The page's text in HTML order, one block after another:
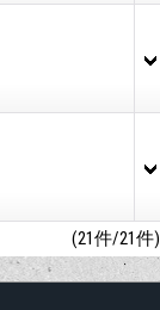
(21件/21件)